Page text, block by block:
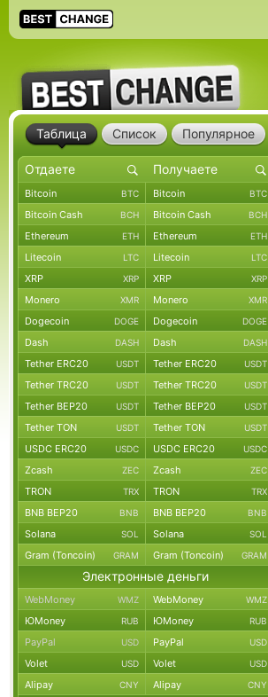
Таблица Список Популярное
Bitcoin BTC Bitcoin BTC
Bitcoin Cash BCH Bitcoin Cash BCH
Ethereum ETH Ethereum ETH
Litecoin LTC Litecoin LTC
XRP XRP XRP XRP
Monero XMR Monero XMR
Dogecoin DOGE Dogecoin DOGE
Dash DASH Dash DASH
Tether ERC20 USDT Tether ERC20 USDT
Tether TRC20 USDT Tether TRC20 USDT
Tether BEP20 USDT Tether BEP20 USDT
Tether TON USDT Tether TON USDT
USDC ERC20 USDC USDC ERC20 USDC
Zcash ZEC Zcash ZEC
TRON TRX TRON TRX
BNB BEP20 BNB BNB BEP20 BNB
Solana SOL Solana SOL
Gram (Toncoin) GRAM Gram (Toncoin) GRAM
Электронные деньги
WebMoney WMZ WebMoney WMZ
ЮMoney RUB ЮMoney RUB
PayPal USD PayPal USD
Volet USD Volet USD
Alipay CNY Alipay CNY